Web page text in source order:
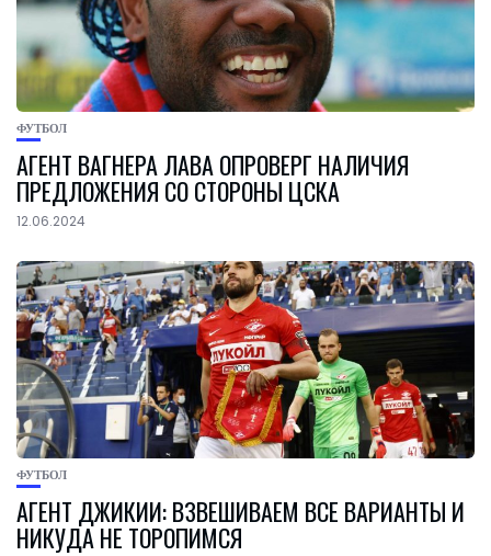
ФУТБОЛ
АГЕНТ ВАГНЕРА ЛАВА ОПРОВЕРГ НАЛИЧИЯ
ПРЕДЛОЖЕНИЯ СО СТОРОНЫ ЦСКА
12.06.2024
ФУТБОЛ
АГЕНТ ДЖИКИИ: ВЗВЕШИВАЕМ ВСЕ ВАРИАНТЫ И
НИКУДА НЕ ТОРОПИМСЯ